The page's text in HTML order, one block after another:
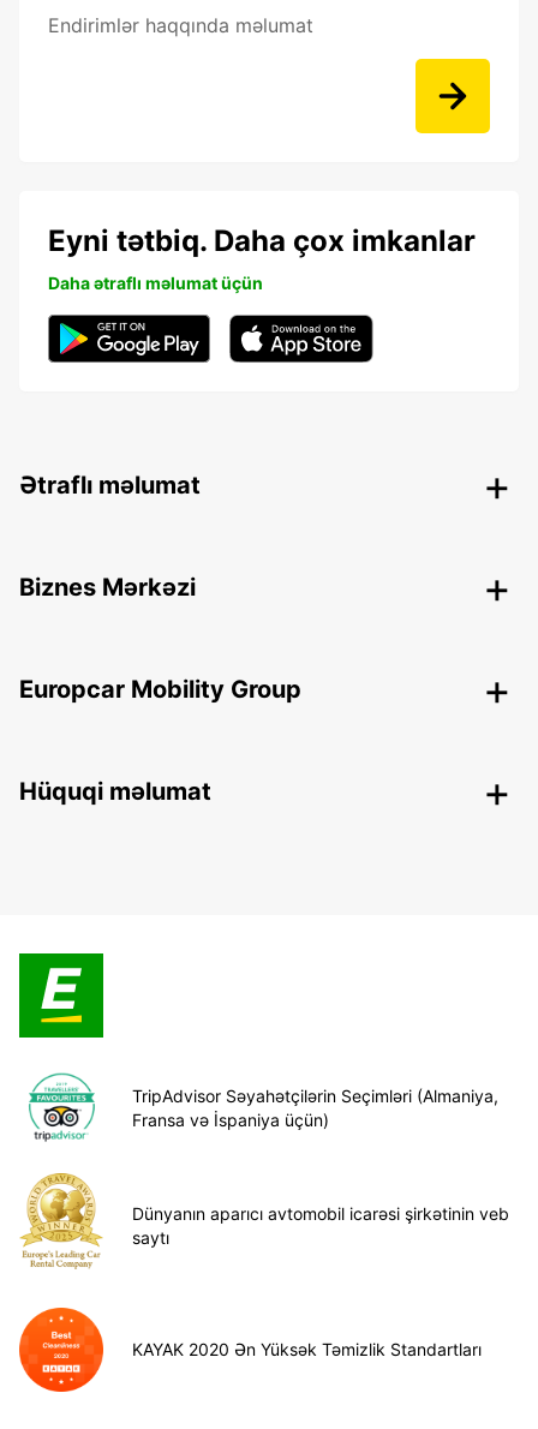
Endirimlər haqqında məlumat
Eyni tətbiq. Daha çox imkanlar
Daha ətraflı məlumat üçün
Ətraflı məlumat
Biznes Mərkəzi
Europcar Mobility Group
Hüquqi məlumat
TripAdvisor Səyahətçilərin Seçimləri (Almaniya,
Fransa və İspaniya üçün)
Dünyanın aparıcı avtomobil icarəsi şirkətinin veb
saytı
KAYAK 2020 Ən Yüksək Təmizlik Standartları